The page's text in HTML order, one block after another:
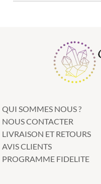
QUI SOMMES NOUS ?
NOUS CONTACTER
LIVRAISON ET RETOURS
AVIS CLIENTS
PROGRAMME FIDELITE